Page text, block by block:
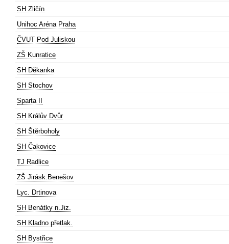
SH Zličín
Unihoc Aréna Praha
ČVUT Pod Juliskou
ZŠ Kunratice
SH Děkanka
SH Stochov
Sparta II
SH Králův Dvůr
SH Štěrboholy
SH Čakovice
TJ Radlice
ZŠ Jirásk.Benešov
Lyc. Drtinova
SH Benátky n.Jiz.
SH Kladno přetlak.
SH Bystřice